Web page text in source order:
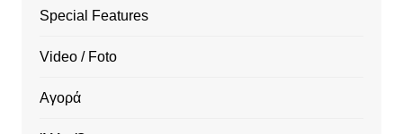
Special Features
Video / Foto
Αγορά